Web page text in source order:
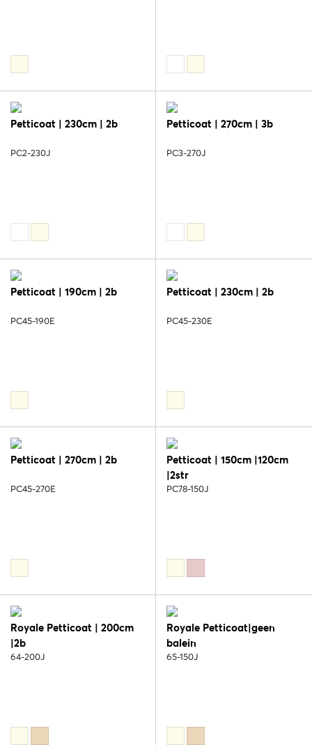
Petticoat | 230cm | 2b
PC2-230J
Petticoat | 270cm | 3b
PC3-270J
Petticoat | 190cm | 2b
PC45-190E
Petticoat | 230cm | 2b
PC45-230E
Petticoat | 270cm | 2b
PC45-270E
Petticoat | 150cm |120cm
|2str
PC78-150J
Royale Petticoat | 200cm
|2b
64-200J
Royale Petticoat|geen
balein
65-150J